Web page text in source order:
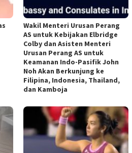
Wakil Menteri Urusan Perang
AS untuk Kebijakan Elbridge
Colby dan Asisten Menteri
Urusan Perang AS untuk
Keamanan Indo-Pasifik John
Noh Akan Berkunjung ke
Filipina, Indonesia, Thailand,
dan Kamboja